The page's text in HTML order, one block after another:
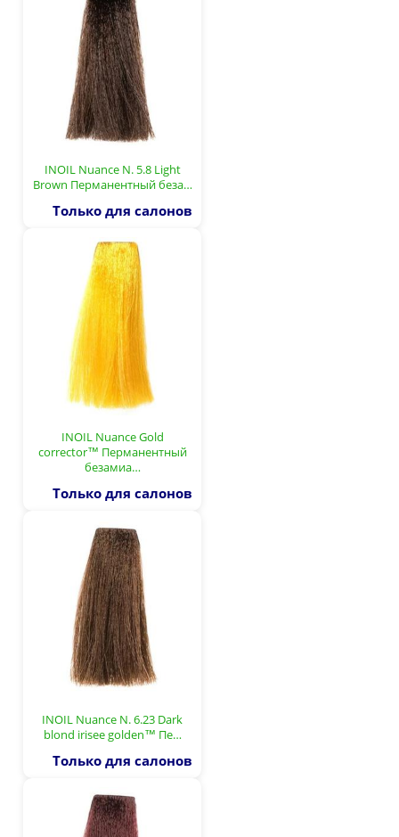
INOIL Nuance N. 5.8 Light
Brown Перманентный беза…
Только для салонов
INOIL Nuance Gold
corrector™ Перманентный
безамиа…
Только для салонов
INOIL Nuance N. 6.23 Dark
blond irisee golden™ Пе…
Только для салонов